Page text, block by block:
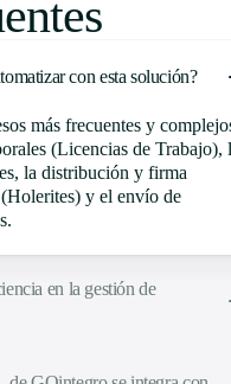
con esta solución?
más frecuentes y
(Licencias de Trabajo),
la distribución y firma
y el envío de
en la gestión de